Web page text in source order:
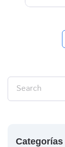
Search
Categorías